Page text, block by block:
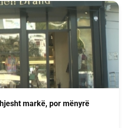
markë, por mënyrë